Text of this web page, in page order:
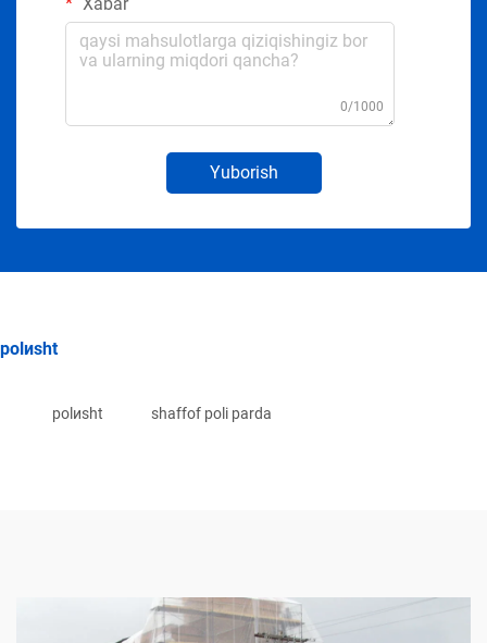
0/1000
Yuborish
polиsht
polиsht shaffof poli parda